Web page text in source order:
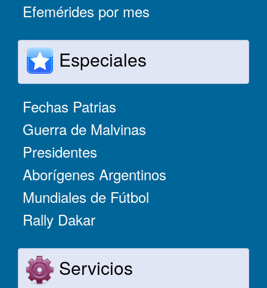
Efemérides por mes
Especiales
Fechas Patrias
Guerra de Malvinas
Presidentes
Aborígenes Argentinos
Mundiales de Fútbol
Rally Dakar
Servicios